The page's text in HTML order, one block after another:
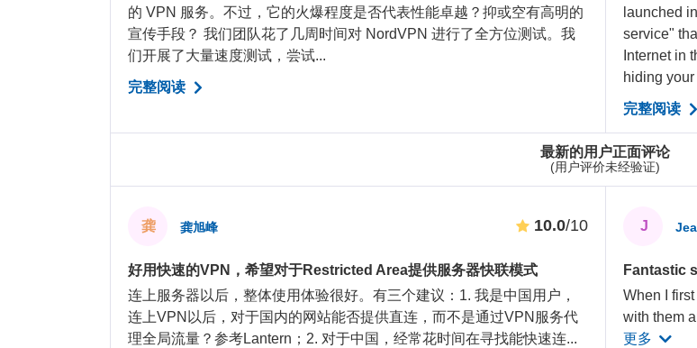
最新的用户正面评论
(用户评价未经验证)
的 VPN 服务。不过，它的火爆程度是否代表性能卓越？抑或空有高明的
宣传手段？ 我们团队花了几周时间对 NordVPN 进行了全方位测试。我
们开展了大量速度测试，尝试...
完整阅读
龚 龚旭峰 10.0/10
好用快速的VPN，希望对于Restricted Area提供服务器快联模式
连上服务器以后，整体使用体验很好。有三个建议：1. 我是中国用户，
连上VPN以后，对于国内的网站能否提供直连，而不是通过VPN服务代
理全局流量？参考Lantern；2. 对于中国，经常花时间在寻找能快速连...
launched
service"
Internet in
hiding
完整阅读
J
Fantastic
When I
with them
更多